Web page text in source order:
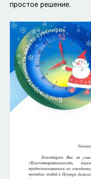
простое решение.